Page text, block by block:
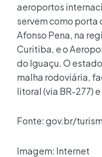
aeroportos
servem como porta
Afonso Pena, na
Curitiba, e o
do Iguaçu. O
malha rodoviária,
litoral (via BR-277)
Fonte: gov.br/
Imagem: Internet